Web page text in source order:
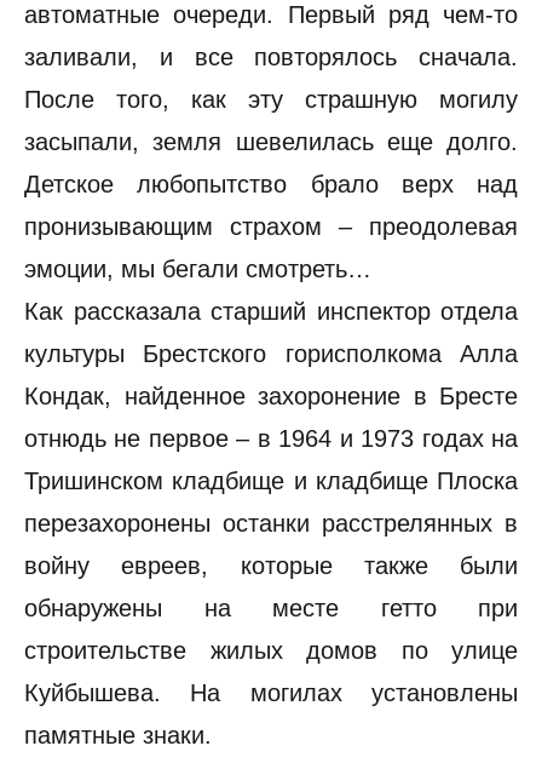
автоматные очереди. Первый ряд чем-то
заливали, и все повторялось сначала.
После того, как эту страшную могилу
засыпали, земля шевелилась еще долго.
Детское любопытство брало верх над
пронизывающим страхом – преодолевая
эмоции, мы бегали смотреть…
Как рассказала старший инспектор отдела
культуры Брестского горисполкома Алла
Кондак, найденное захоронение в Бресте
отнюдь не первое – в 1964 и 1973 годах на
Тришинском кладбище и кладбище Плоска
перезахоронены останки расстрелянных в
войну евреев, которые также были
обнаружены на месте гетто при
строительстве жилых домов по улице
Куйбышева. На могилах установлены
памятные знаки.